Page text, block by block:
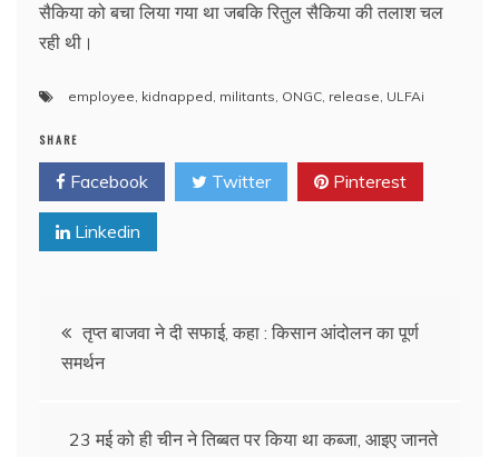
सैकिया को बचा लिया गया था जबकि रितुल सैकिया की तलाश चल
रही थी।
employee, kidnapped, militants, ONGC, release, ULFAi
SHARE
Facebook Twitter Pinterest
Linkedin
Post
navigation
तृप्त बाजवा ने दी सफाई, कहा : किसान आंदोलन का पूर्ण
समर्थन
23 मई को ही चीन ने तिब्बत पर किया था कब्जा, आइए जानते